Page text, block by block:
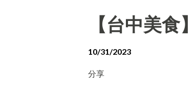
【台中美食
10/31/2023
分享